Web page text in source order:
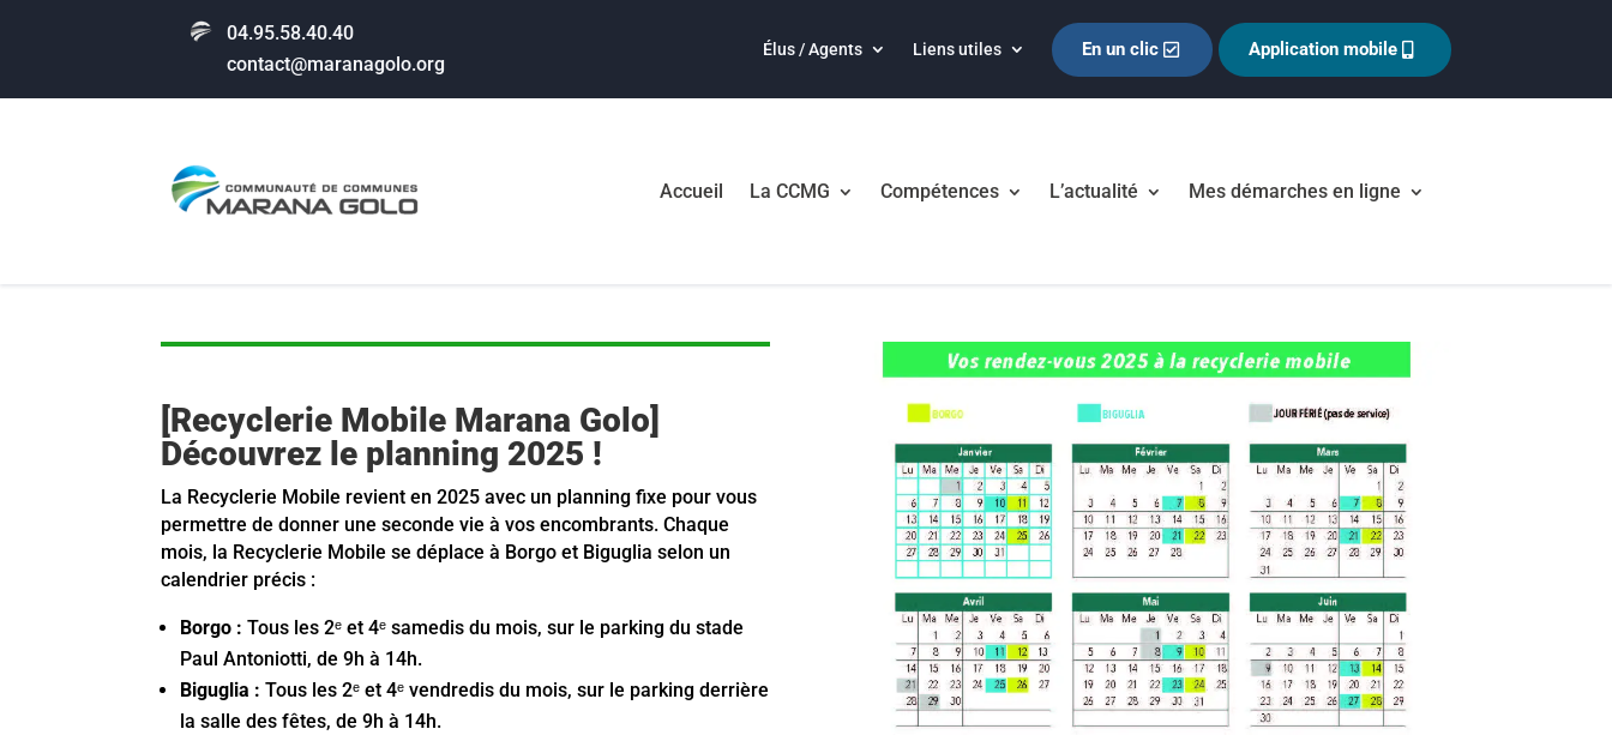
04.95.58.40.40
contact@maranagolo.org
Élus / Agents Liens utiles En un clic Application mobile
Accueil La CCMG Compétences L’actualité Mes démarches en ligne
[Recyclerie Mobile Marana Golo]
Découvrez le planning 2025 !
La Recyclerie Mobile revient en 2025 avec un planning fixe pour vous
permettre de donner une seconde vie à vos encombrants. Chaque
mois, la Recyclerie Mobile se déplace à Borgo et Biguglia selon un
calendrier précis :
Borgo : Tous les 2ᵉ et 4ᵉ samedis du mois, sur le parking du stade
Paul Antoniotti, de 9h à 14h.
Biguglia : Tous les 2ᵉ et 4ᵉ vendredis du mois, sur le parking derrière
la salle des fêtes, de 9h à 14h.